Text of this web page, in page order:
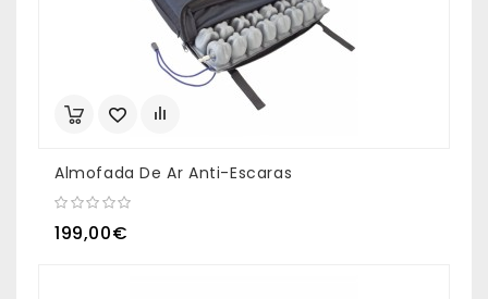
Almofada De Ar Anti-Escaras
199,00€